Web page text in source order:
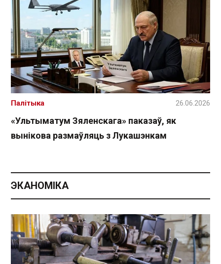
«Ультыматум Зяленскага» паказаў, як
вынікова размаўляць з Лукашэнкам
Палітыка 26.06.2026
ЭКАНОМІКА